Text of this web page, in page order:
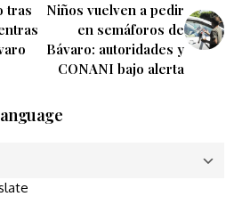
tras
Niños vuelven a pedir
en semáforos de
Bávaro: autoridades y
CONANI bajo alerta